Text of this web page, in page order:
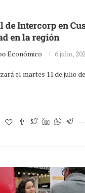
de Intercorp en
en la región
Económico 6 julio,
el martes 11 de julio